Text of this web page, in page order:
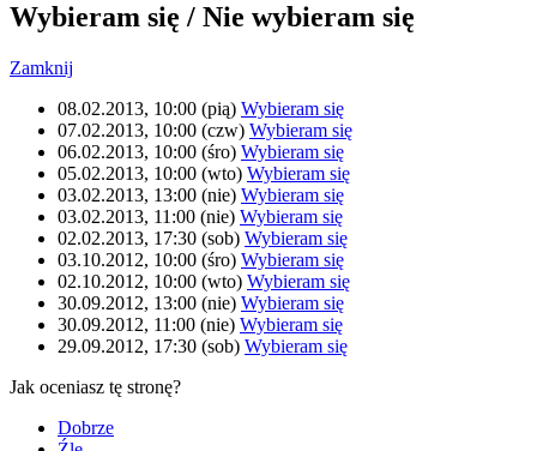
Wybieram się / Nie wybieram się
Zamknij
08.02.2013, 10:00 (pią) Wybieram się
07.02.2013, 10:00 (czw) Wybieram się
06.02.2013, 10:00 (śro) Wybieram się
05.02.2013, 10:00 (wto) Wybieram się
03.02.2013, 13:00 (nie) Wybieram się
03.02.2013, 11:00 (nie) Wybieram się
02.02.2013, 17:30 (sob) Wybieram się
03.10.2012, 10:00 (śro) Wybieram się
02.10.2012, 10:00 (wto) Wybieram się
30.09.2012, 13:00 (nie) Wybieram się
30.09.2012, 11:00 (nie) Wybieram się
29.09.2012, 17:30 (sob) Wybieram się
Jak oceniasz tę stronę?
Dobrze